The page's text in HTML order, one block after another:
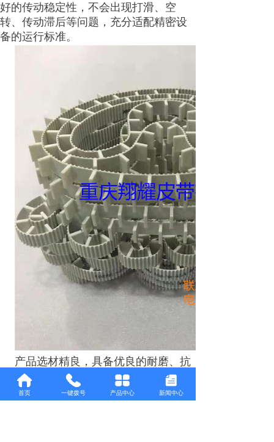
好的传动稳定性，不会出现打滑、空
转、传动滞后等问题，充分适配精密设
备的运行标准。
产品选材精良，具备优良的耐磨、抗
拉伸、抗老化性能，面对设备长期连续
运转、高频启停等复杂工况，能够有效
首页 一键拨号 产品中心 新闻中心